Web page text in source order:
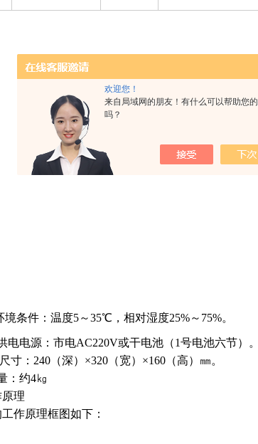
欢迎您！
来自局域网的朋友！有什么可以帮助您的
吗？
境条件：温度5～35℃，相对湿度25%～75%。
电电源：市电AC220V或干电池（1号电池六节）。
寸：240（深）×320（宽）×160（高）㎜。
：约4㎏
理
作原理框图如下：